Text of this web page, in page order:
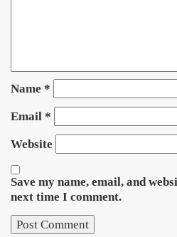
Name *
Email *
Website
Save my name, email, and
next time I comment.